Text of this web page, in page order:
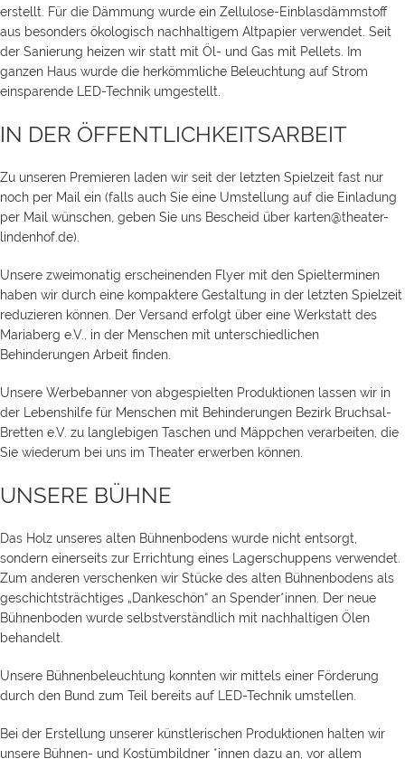
erstellt. Für die Dämmung wurde ein Zellulose-Einblasdämmstoff
aus besonders ökologisch nachhaltigem Altpapier verwendet. Seit
der Sanierung heizen wir statt mit Öl- und Gas mit Pellets. Im
ganzen Haus wurde die herkömmliche Beleuchtung auf Strom
einsparende LED-Technik umgestellt.
IN DER ÖFFENTLICHKEITSARBEIT
Zu unseren Premieren laden wir seit der letzten Spielzeit fast nur
noch per Mail ein (falls auch Sie eine Umstellung auf die Einladung
per Mail wünschen, geben Sie uns Bescheid über karten@theater-
lindenhof.de).
Unsere zweimonatig erscheinenden Flyer mit den Spielterminen
haben wir durch eine kompaktere Gestaltung in der letzten Spielzeit
reduzieren können. Der Versand erfolgt über eine Werkstatt des
Mariaberg e.V., in der Menschen mit unterschiedlichen
Behinderungen Arbeit finden.
Unsere Werbebanner von abgespielten Produktionen lassen wir in
der Lebenshilfe für Menschen mit Behinderungen Bezirk Bruchsal-
Bretten e.V. zu langlebigen Taschen und Mäppchen verarbeiten, die
Sie wiederum bei uns im Theater erwerben können.
UNSERE BÜHNE
Das Holz unseres alten Bühnenbodens wurde nicht entsorgt,
sondern einerseits zur Errichtung eines Lagerschuppens verwendet.
Zum anderen verschenken wir Stücke des alten Bühnenbodens als
geschichtsträchtiges „Dankeschön“ an Spender*innen. Der neue
Bühnenboden wurde selbstverständlich mit nachhaltigen Ölen
behandelt.
Unsere Bühnenbeleuchtung konnten wir mittels einer Förderung
durch den Bund zum Teil bereits auf LED-Technik umstellen.
Bei der Erstellung unserer künstlerischen Produktionen halten wir
unsere Bühnen- und Kostümbildner *innen dazu an, vor allem